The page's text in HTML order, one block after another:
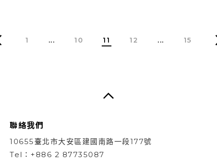
1 ... 10 11 12 ... 15
聯絡我們
10655臺北市大安區建國南路一段177號
Tel：+886 2 87735087